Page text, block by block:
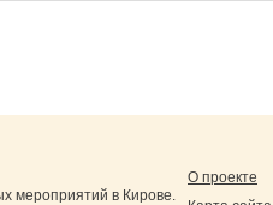
мероприятий в Кирове.
О проекте